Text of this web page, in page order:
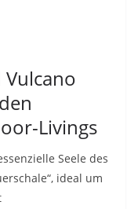
Livings
Seele des
ideal um